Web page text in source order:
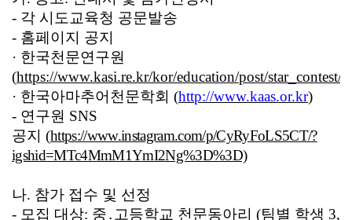
- 각 시도교육청 공문발송
- 홈페이지 공지
· 한국천문연구원
(https://www.kasi.re.kr/kor/education/post/star_contest/
· 한국아마추어천문학회 (http://www.kaas.or.kr)
- 연구원 SNS
공지 (https://www.instagram.com/p/CyRyFoLS5CT/?
igshid=MTc4MmM1YmI2Ng%3D%3D)
나. 참가 접수 및 선정
- 모집 대상: 중․ 고등학교 천문동아리 (팀별 학생 3,